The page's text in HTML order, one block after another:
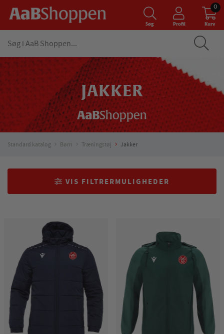
Søg Profil Kurv
0
JAKKER
Standard katalog Børn Træningstøj Jakker
VIS FILTRERMULIGHEDER